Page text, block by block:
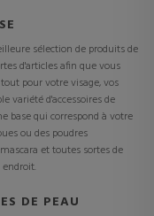
sélection de produits de
d'articles afin que vous
pour votre visage, vos
variété d'accessoires de
base qui correspond à votre
ou des poudres
et toutes sortes de
DE PEAU